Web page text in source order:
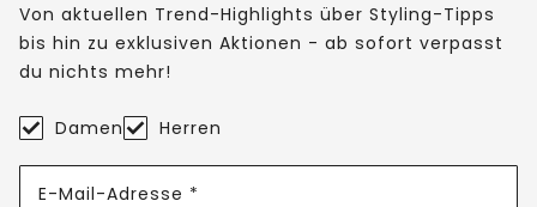
Von aktuellen Trend-Highlights über Styling-Tipps
bis hin zu exklusiven Aktionen - ab sofort verpasst
du nichts mehr!
Damen Herren
E-Mail-Adresse *